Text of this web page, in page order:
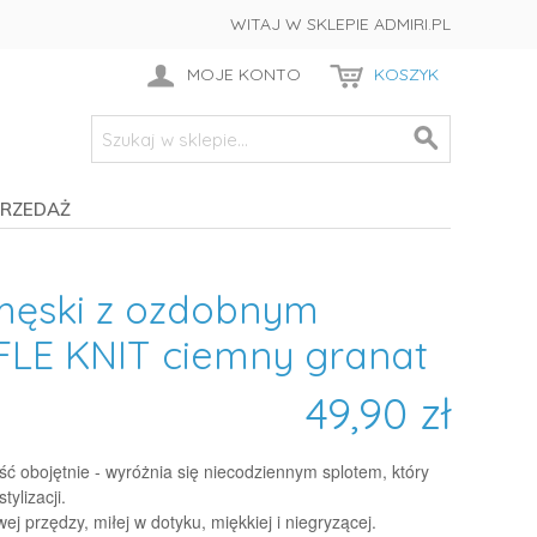
WITAJ W SKLEPIE ADMIRI.PL
MOJE KONTO KOSZYK
z ozdobnym
KNIT ciemny granat
49,90 zł
obojętnie - wyróżnia się niecodziennym splotem, który
przędzy, miłej w dotyku, miękkiej i niegryzącej.